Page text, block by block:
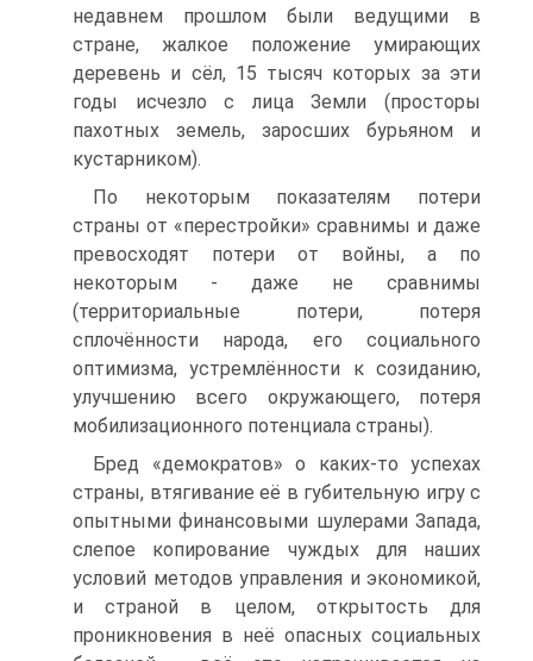
недавнем прошлом были ведущими в
стране, жалкое положение умирающих
деревень и сёл, 15 тысяч которых за эти
годы исчезло с лица Земли (просторы
пахотных земель, заросших бурьяном и
кустарником).
По некоторым показателям потери
страны от «перестройки» сравнимы и даже
превосходят потери от войны, а по
некоторым - даже не сравнимы
(территориальные потери, потеря
сплочённости народа, его социального
оптимизма, устремлённости к созиданию,
улучшению всего окружающего, потеря
мобилизационного потенциала страны).
Бред «демократов» о каких-то успехах
страны, втягивание её в губительную игру с
опытными финансовыми шулерами Запада,
слепое копирование чуждых для наших
условий методов управления и экономикой,
и страной в целом, открытость для
проникновения в неё опасных социальных